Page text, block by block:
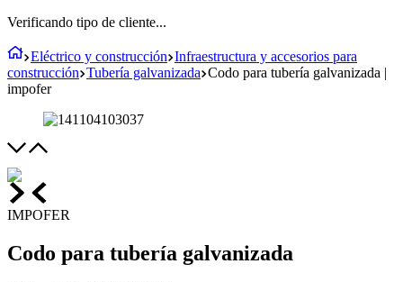
Verificando tipo de cliente...
Eléctrico y construcción Infraestructura y accesorios para
construcción Tubería galvanizada Codo para tubería galvanizada |
impofer
IMPOFER
Codo para tubería galvanizada